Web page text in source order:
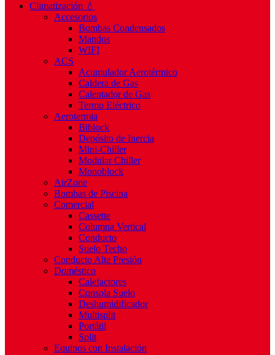
Climatización 💧
Accesorios
Bombas Condensados
Mandos
WIFI
ACS
Acumulador Aerotérmico
Caldera de Gas
Calentador de Gas
Termo Eléctrico
Aerotermia
Biblock
Depósito de Inercia
Mini-Chiller
Modular Chiller
Monoblock
AirZone
Bombas de Piscina
Comercial
Cassette
Columna Vertical
Conducto
Suelo Techo
Conducto Alta Presión
Doméstico
Calefactores
Consola Suelo
Deshumidificador
Multisplit
Portátil
Split
Equipos con Instalación